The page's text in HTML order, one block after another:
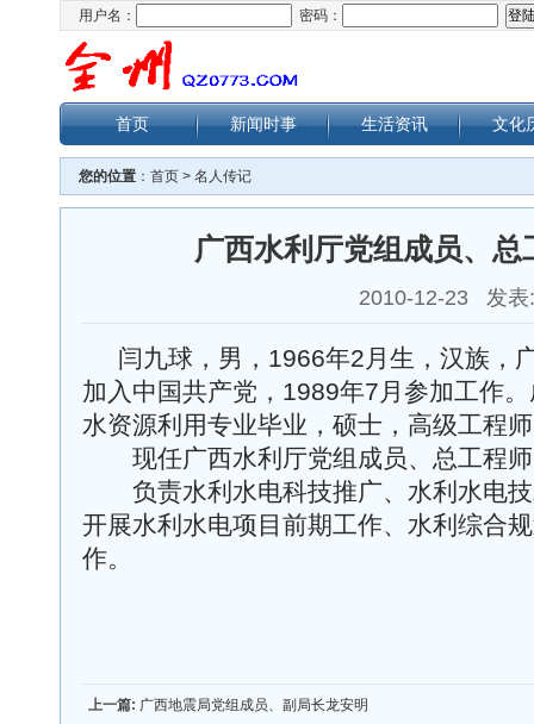
用户名： 密码：
首页 新闻时事 生活资讯 文化
您的位置 ： 首页 > 名人传记
广西水利厅党组成员、总
2010-12-23 发表:
闫九球，男，1966年2月生，汉族，
加入中国共产党，1989年7月参加工作
水资源利用专业毕业，硕士，高级工程
现任广西水利厅党组成员、总工程
负责水利水电科技推广、水利水电技
开展水利水电项目前期工作、水利综合
作。
上一篇: 广西地震局党组成员、副局长龙安明